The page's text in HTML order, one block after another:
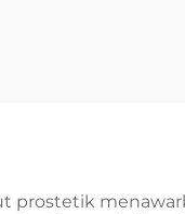
prostetik